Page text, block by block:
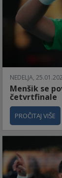
NEDELJA,
Menšik se
četvrtfinale
PROČITAJ VIŠE